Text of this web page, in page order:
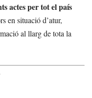
actes per tot el país
en situació d’atur,
al llarg de tota la